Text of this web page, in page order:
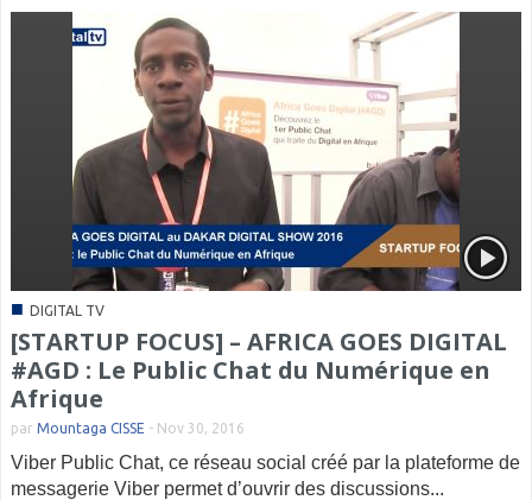
■ DIGITAL TV
[STARTUP FOCUS] – AFRICA GOES DIGITAL
#AGD : Le Public Chat du Numérique en
Afrique
par Mountaga CISSE - Nov 30, 2016
Viber Public Chat, ce réseau social créé par la plateforme de
messagerie Viber permet d’ouvrir des discussions...